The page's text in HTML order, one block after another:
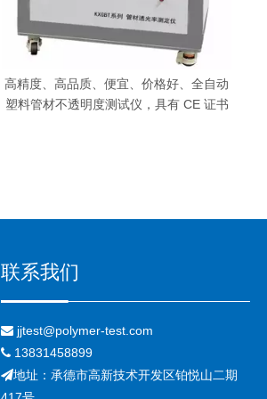
高精度、高品质、便宜、价格好、全自动
塑料管材不透明度测试仪，具有 CE 证书
联系我们
 jjtest@polymer-test.com
 13831458899
地址：承德市高新技术开发区铂悦山二期